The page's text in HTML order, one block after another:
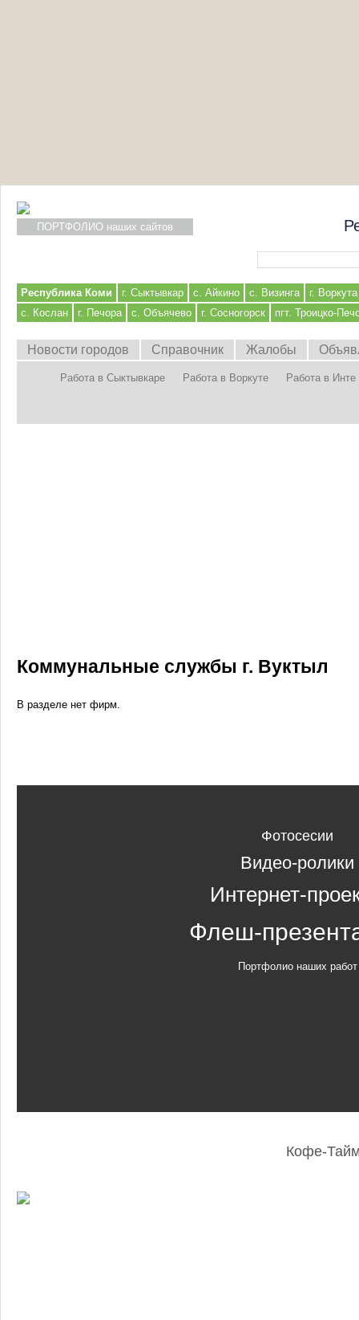
ПОРТФОЛИО наших сайтов
Республика Коми г. Сыктывкар с. Айкино с. Визинга
г. Воркута
с. Кослан
г. Печора с. Объячево г. Сосногорск пгт. Троицко-
Новости городов Справочник Жалобы
Работа в Сыктывкаре Работа в Воркуте Работа в Инте
Коммунальные службы г. Вуктыл
В разделе нет фирм.
Фотосесии
Видео-ролики
Интернет-
Флеш-
Портфолио наших работ
Кофе-